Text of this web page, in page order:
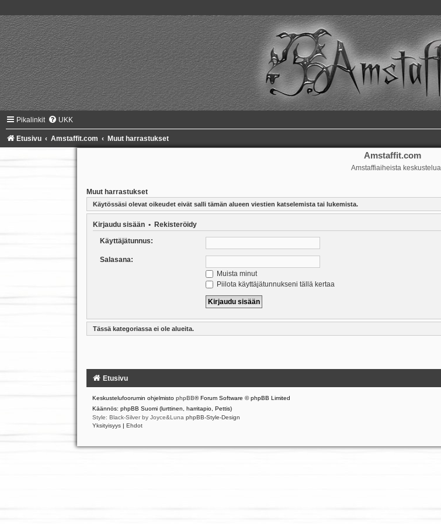
Pikalinkit UKK
Etusivu Amstaffit.com Muut harrastukset
Amstaffit.com
Amstaffiaiheista keskustelua
Muut harrastukset
Käytössäsi olevat oikeudet eivät salli tämän alueen viestien katselemista tai lukemista.
Kirjaudu sisään• Rekisteröidy
Käyttäjätunnus:
Salasana:
Muista minut
Piilota käyttäjätunnukseni tällä kertaa
Tässä kategoriassa ei ole alueita.
Etusivu
Keskustelufoorumin ohjelmisto phpBB® Forum Software © phpBB Limited
Käännös: phpBB Suomi (lurttinen, harritapio, Pettis)
Style: Black-Silver by Joyce&Luna phpBB-Style-Design
Yksityisyys | Ehdot